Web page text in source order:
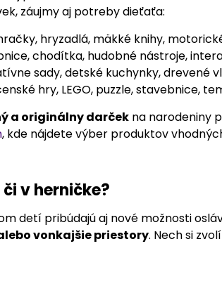
záujmy aj potreby dieťaťa:
hryzadlá, mäkké knihy,
chodítka, hudobné nástroje,
sady, detské kuchynky, drevené
hry, LEGO, puzzle, stavebnice,
a originálny darček na narodeniny
, kde nájdete výber produktov
v herničke?
detí pribúdajú aj nové možnosti
vonkajšie priestory. Nech si